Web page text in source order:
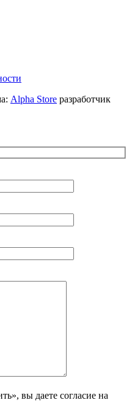
Alpha Store разработчик
вы даете согласие на